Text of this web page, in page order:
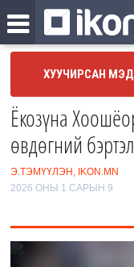
ХУУЧИРСАН
Ёкозүна
өвдөгний
Э.ТЭМҮҮЛЭН, IKON.MN
2026 ОНЫ 1 САРЫН 9